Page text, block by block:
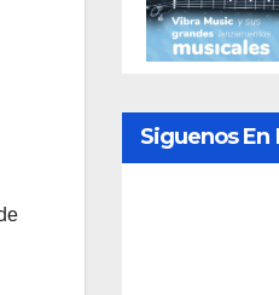
Siguenos En